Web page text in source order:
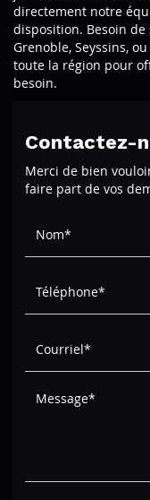
directement notre
disposition. Besoin
Grenoble, Seyssins,
toute la région pour
besoin.
Contactez-
Merci de bien
faire part de vos